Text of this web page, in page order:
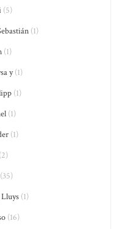
(5)
(1)
(1)
y(1)
(1)
(1)
(1)
(35)
(1)
(16)